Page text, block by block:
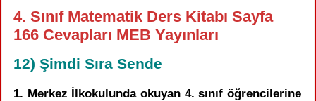
4. Sınıf Matematik Ders Kitabı Sayfa
166 Cevapları MEB Yayınları
12) Şimdi Sıra Sende
1. Merkez İlkokulunda okuyan 4. sınıf öğrencilerine